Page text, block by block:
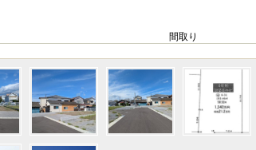
間取り